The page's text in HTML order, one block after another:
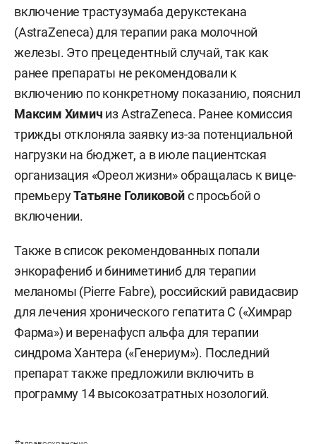
включение трастузумаба дерукстекана
(AstraZeneca) для терапии рака молочной
железы. Это прецедентный случай, так как
ранее препараты не рекомендовали к
включению по конкретному показанию, пояснил
Максим Химич из AstraZeneca. Ранее комиссия
трижды отклоняла заявку из-за потенциальной
нагрузки на бюджет, а в июле пациентская
организация «Ореол жизни» обращалась к вице-
премьеруТатьяне Голиковойс просьбой о
включении.
Также в список рекомендованных попали
энкорафениб и биниметиниб для терапии
меланомы (Pierre Fabre), российский равидасвир
для лечения хронического гепатита С («Химрар
Фарма») и веренафусп альфа для терапии
синдрома Хантера («Генериум»). Последний
препарат также предложили включить в
программу 14 высокозатратных нозологий.